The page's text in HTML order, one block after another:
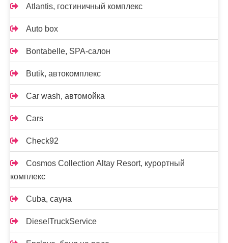
Atlantis, гостиничный комплекс
Auto box
Bontabelle, SPA-салон
Butik, автокомплекс
Car wash, автомойка
Cars
Check92
Cosmos Collection Altay Resort, курортный
комплекс
Cuba, сауна
DieselTruckService